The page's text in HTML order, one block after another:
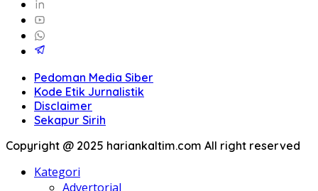
Pedoman Media Siber
Kode Etik Jurnalistik
Disclaimer
Sekapur Sirih
Copyright @ 2025 hariankaltim.com All right reserved
Kategori
Advertorial